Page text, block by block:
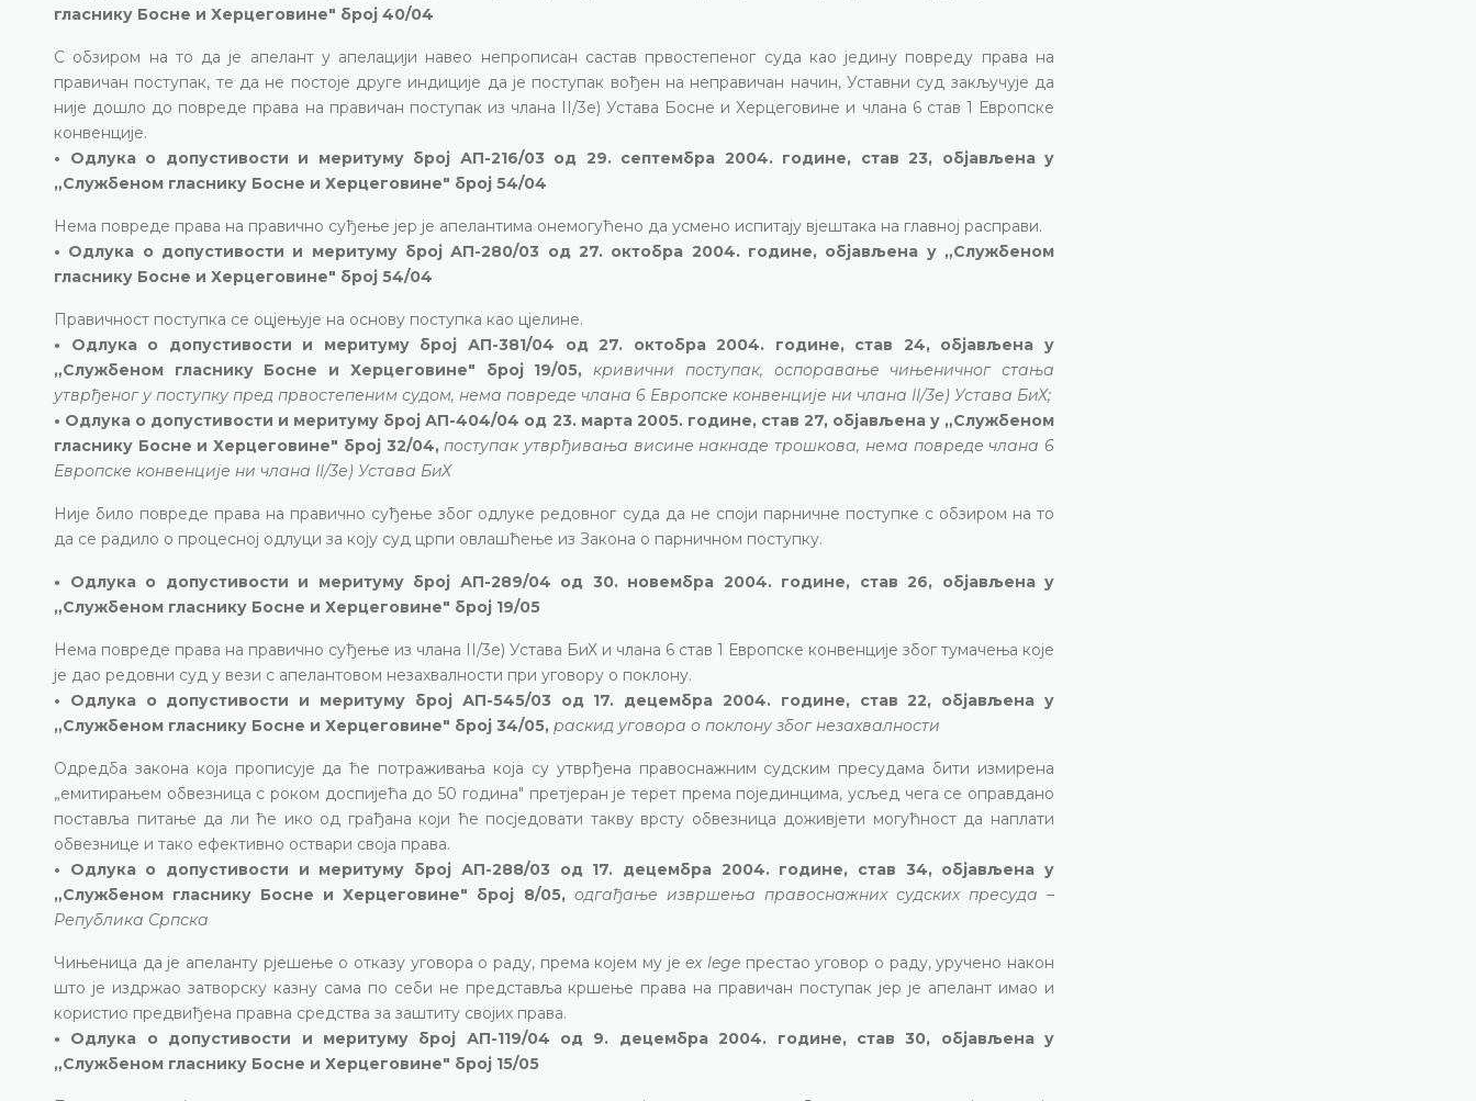
гласнику Босне и Херцеговине" број 40/04
С обзиром на то да је апелант у апелацији навео непрописан састав првостепеног суда као једину повреду права на
правичан поступак, те да не постоје друге индиције да је поступак вођен на неправичан начин, Уставни суд закључује да
није дошло до повреде права на правичан поступак из члана II/3е) Устава Босне и Херцеговине и члана 6 став 1 Европске
конвенције.
• Одлука о допустивости и меритуму број АП-216/03 од 29. септембра 2004. године, став 23, објављена у
„Службеном гласнику Босне и Херцеговине" број 54/04
Нема повреде права на правично суђење јер је апелантима онемогућено да усмено испитају вјештака на главној расправи.
• Одлука о допустивости и меритуму број АП-280/03 од 27. октобра 2004. године, објављена у „Службеном
гласнику Босне и Херцеговине" број 54/04
Правичност поступка се оцјењује на основу поступка као цјелине.
• Одлука о допустивости и меритуму број АП-381/04 од 27. октобра 2004. године, став 24, објављена у
„Службеном гласнику Босне и Херцеговине" број 19/05, кривични поступак, оспоравање чињеничног стања
утврђеног у поступку пред првостепеним судом, нема повреде члана 6 Европске конвенције ни члана II/3е) Устава БиХ;
• Одлука о допустивости и меритуму број АП-404/04 од 23. марта 2005. године, став 27, објављена у „Службеном
гласнику Босне и Херцеговине" број 32/04, поступак утврђивања висине накнаде трошкова, нема повреде члана 6
Европске конвенције ни члана II/3е) Устава БиХ
Није било повреде права на правично суђење због одлуке редовног суда да не споји парничне поступке с обзиром на то
да се радило о процесној одлуци за коју суд црпи овлашћење из Закона о парничном поступку.
• Одлука о допустивости и меритуму број АП-289/04 од 30. новембра 2004. године, став 26, објављена у
„Службеном гласнику Босне и Херцеговине" број 19/05
Нема повреде права на правично суђење из члана II/3е) Устава БиХ и члана 6 став 1 Европске конвенције због тумачења које
је дао редовни суд у вези с апелантовом незахвалности при уговору о поклону.
• Одлука о допустивости и меритуму број АП-545/03 од 17. децембра 2004. године, став 22, објављена у
„Службеном гласнику Босне и Херцеговине" број 34/05, раскид уговора о поклону због незахвалности
Одредба закона која прописује да ће потраживања која су утврђена правоснажним судским пресудама бити измирена
„емитирањем обвезница с роком доспијећа до 50 година" претјеран је терет према појединцима, усљед чега се оправдано
поставља питање да ли ће ико од грађана који ће посједовати такву врсту обвезница доживјети могућност да наплати
обвезнице и тако ефективно оствари своја права.
• Одлука о допустивости и меритуму број АП-288/03 од 17. децембра 2004. године, став 34, објављена у
„Службеном гласнику Босне и Херцеговине" број 8/05, одгађање извршења правоснажних судских пресуда –
Република Српска
Чињеница да је апеланту рјешење о отказу уговора о раду, према којем му јеex lege престао уговор о раду, уручено након
што је издржао затворску казну сама по себи не представља кршење права на правичан поступак јер је апелант имао и
користио предвиђена правна средства за заштиту својих права.
• Одлука о допустивости и меритуму број АП-119/04 од 9. децембра 2004. године, став 30, објављена у
„Службеном гласнику Босне и Херцеговине" број 15/05